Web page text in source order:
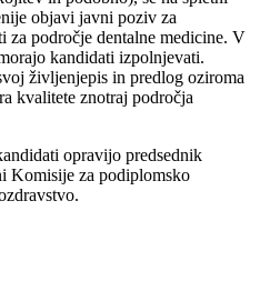
objavi javni poziv za
za področje dentalne medicine. V
kandidati izpolnjevati.
življenjepis in predlog oziroma
kvalitete znotraj področja
opravijo predsednik
Komisije za podiplomsko